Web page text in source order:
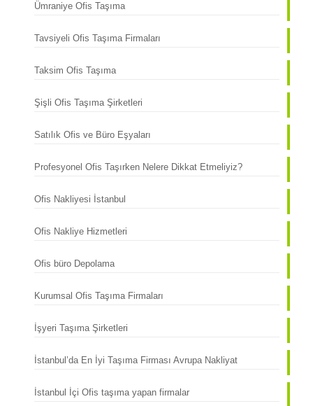
Ümraniye Ofis Taşıma
Tavsiyeli Ofis Taşıma Firmaları
Taksim Ofis Taşıma
Şişli Ofis Taşıma Şirketleri
Satılık Ofis ve Büro Eşyaları
Profesyonel Ofis Taşırken Nelere Dikkat Etmeliyiz?
Ofis Nakliyesi İstanbul
Ofis Nakliye Hizmetleri
Ofis büro Depolama
Kurumsal Ofis Taşıma Firmaları
İşyeri Taşıma Şirketleri
İstanbul’da En İyi Taşıma Firması Avrupa Nakliyat
İstanbul İçi Ofis taşıma yapan firmalar